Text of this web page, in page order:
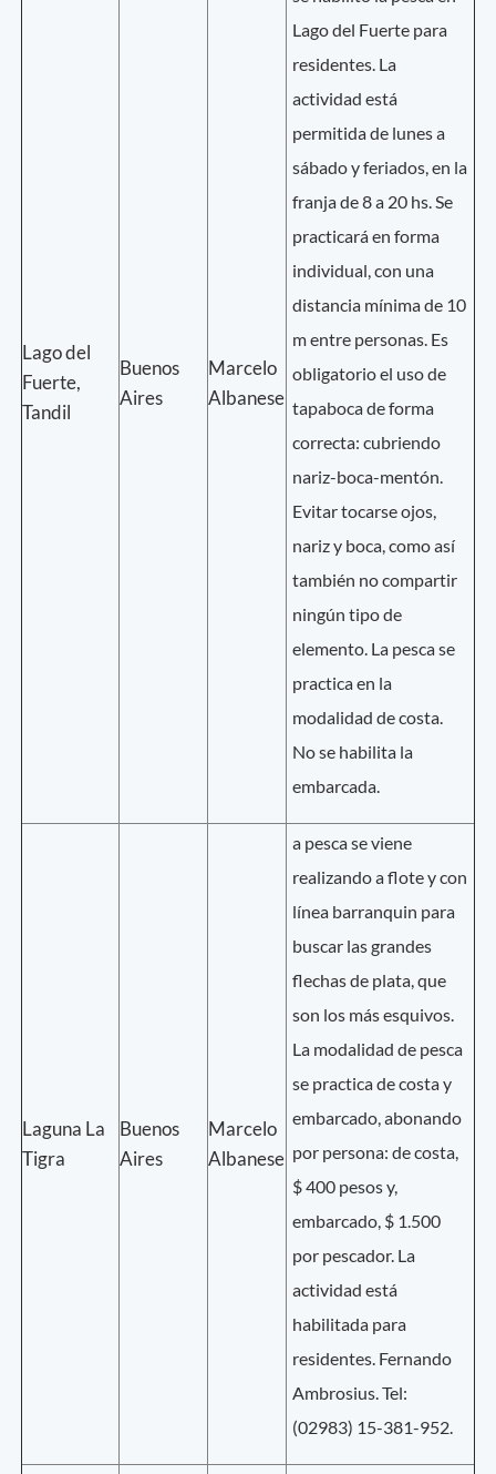
Lago del
Fuerte,
Tandil
Buenos
Aires
Marcelo
Albanese
Lago del Fuerte para
residentes. La
actividad está
permitida de lunes a
sábado y feriados, en la
franja de 8 a 20 hs. Se
practicará en forma
individual, con una
distancia mínima de 10
m entre personas. Es
obligatorio el uso de
tapaboca de forma
correcta: cubriendo
nariz-boca-mentón.
Evitar tocarse ojos,
nariz y boca, como así
también no compartir
ningún tipo de
elemento. La pesca se
practica en la
modalidad de costa.
No se habilita la
embarcada.
Laguna La
Tigra
Buenos
Aires
Marcelo
Albanese
a pesca se viene
realizando a flote y con
línea barranquin para
buscar las grandes
flechas de plata, que
son los más esquivos.
La modalidad de pesca
se practica de costa y
embarcado, abonando
por persona: de costa,
$ 400 pesos y,
embarcado, $ 1.500
por pescador. La
actividad está
habilitada para
residentes. Fernando
Ambrosius. Tel:
(02983) 15-381-952.